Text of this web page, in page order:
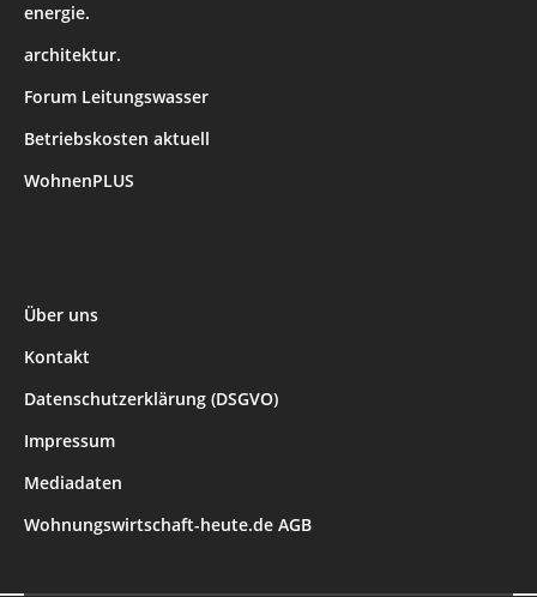
energie.
architektur.
Forum Leitungswasser
Betriebskosten aktuell
WohnenPLUS
Über uns
Kontakt
Datenschutzerklärung (DSGVO)
Impressum
Mediadaten
Wohnungswirtschaft-heute.de AGB